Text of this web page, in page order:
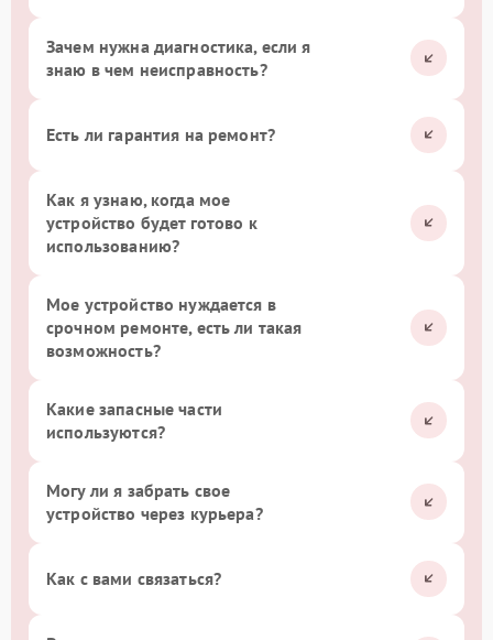
Зачем нужна диагностика, если я
знаю в чем неисправность?
Есть ли гарантия на ремонт?
Как я узнаю, когда мое
устройство будет готово к
использованию?
Мое устройство нуждается в
срочном ремонте, есть ли такая
возможность?
Какие запасные части
используются?
Могу ли я забрать свое
устройство через курьера?
Как с вами связаться?